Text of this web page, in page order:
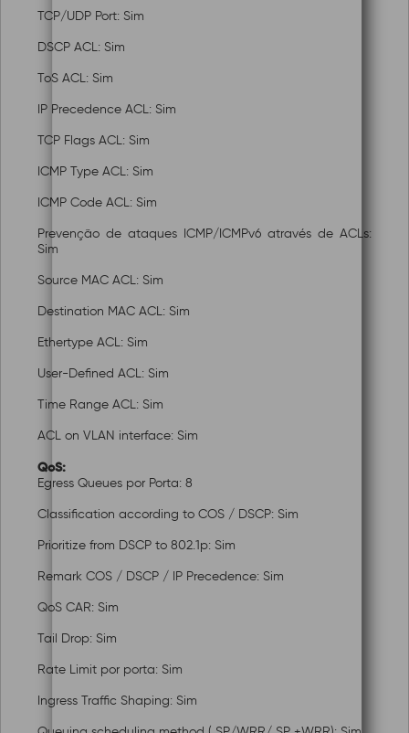
TCP/UDP Port: Sim
DSCP ACL: Sim
ToS ACL: Sim
IP Precedence ACL: Sim
TCP Flags ACL: Sim
ICMP Type ACL: Sim
ICMP Code ACL: Sim
Prevenção de ataques ICMP/ICMPv6 através de ACLs:
Sim
Source MAC ACL: Sim
Destination MAC ACL: Sim
Ethertype ACL: Sim
User-Defined ACL: Sim
Time Range ACL: Sim
ACL on VLAN interface: Sim
QoS:
Egress Queues por Porta: 8
Classification according to COS / DSCP: Sim
Prioritize from DSCP to 802.1p: Sim
Remark COS / DSCP / IP Precedence: Sim
QoS CAR: Sim
Tail Drop: Sim
Rate Limit por porta: Sim
Ingress Traffic Shaping: Sim